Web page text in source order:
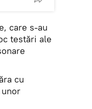
care s-au
testări ale
cu